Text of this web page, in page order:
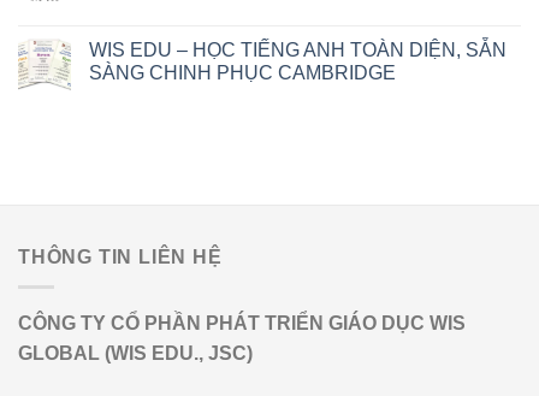
WIS EDU – HỌC TIẾNG ANH TOÀN DIỆN, SẴN
SÀNG CHINH PHỤC CAMBRIDGE
THÔNG TIN LIÊN HỆ
CÔNG TY CỔ PHẦN PHÁT TRIỂN GIÁO DỤC WIS
GLOBAL (WIS EDU., JSC)